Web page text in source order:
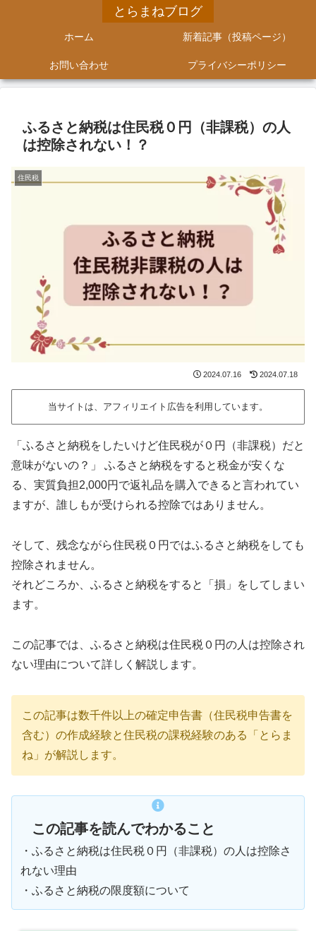
とらまねブログ
ホーム 新着記事（投稿ページ）
お問い合わせ プライバシーポリシー
ふるさと納税は住民税０円（非課税）の人
は控除されない！？
住民税
2024.07.16 2024.07.18
当サイトは、アフィリエイト広告を利用しています。
「ふるさと納税をしたいけど住民税が０円（非課税）だと
意味がないの？」 ふるさと納税をすると税金が安くな
る、実質負担2,000円で返礼品を購入できると言われてい
ますが、誰しもが受けられる控除ではありません。
そして、残念ながら住民税０円ではふるさと納税をしても
控除されません。
それどころか、ふるさと納税をすると「損」をしてしまい
ます。
この記事では、ふるさと納税は住民税０円の人は控除され
ない理由について詳しく解説します。
この記事は数千件以上の確定申告書（住民税申告書を
含む）の作成経験と住民税の課税経験のある「とらま
ね」が解説します。
この記事を読んでわかること
・ふるさと納税は住民税０円（非課税）の人は控除さ
れない理由
・ふるさと納税の限度額について